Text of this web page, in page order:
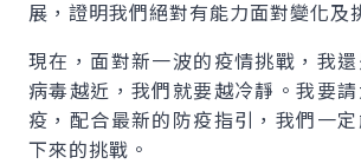
展，證明我們絕對有能力面對變化及
現在，面對新一波的疫情挑戰，我還
病毒越近，我們就要越冷靜。我要
疫，配合最新的防疫指引，我們一
下來的挑戰。